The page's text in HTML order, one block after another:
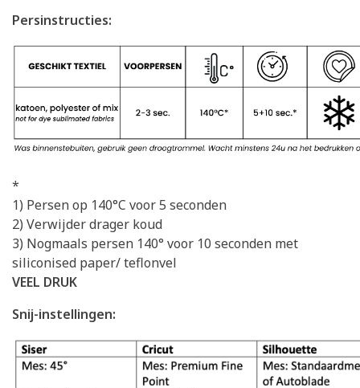
Persinstructies:
​*
1) Persen op 140°C voor 5 seconden
2) Verwijder drager koud
3) Nogmaals persen 140° voor 10 seconden met
siliconised paper/ teflonvel
VEEL DRUK
Snij-instellingen: